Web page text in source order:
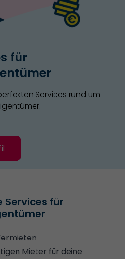
für
Services rund um
Services für
Mieter für deine